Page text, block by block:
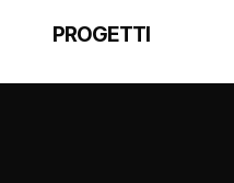
PROGETTI